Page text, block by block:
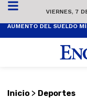
VIERNES, 7
Inicio > Deportes